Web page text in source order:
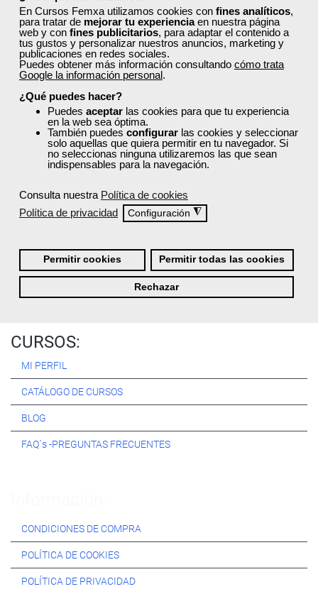
En Cursos Femxa utilizamos cookies con fines analíticos,
para tratar de mejorar tu experienciaen nuestra página
web y con fines publicitarios, para adaptar el contenido a
tus gustos y personalizar nuestros anuncios, marketing y
publicaciones en redes sociales.
Puedes obtener más información consultando cómo trata
Google la información personal.
¿Qué puedes hacer?
Puedes aceptar las cookies para que tu experiencia
en la web sea óptima.
También puedes configurar las cookies y seleccionar
solo aquellas que quiera permitir en tu navegador. Si
no seleccionas ninguna utilizaremos las que sean
indispensables para la navegación.
Consulta nuestra Política de cookies
Política de privacidad
Configuración ◮
Permitir cookies Permitir todas las cookies
Rechazar
Términos y condiciones
He leído y acepto la Política de Privacidad
Registrarse
Quiénes Somos:
Especialistas en consultoría y formación para el empleo
Nuestro objetivo diario es, única y exclusivamente, ayudarte a
conseguir tus metas profesionales ofreciéndote los mejores
CURSOS:
MI PERFIL
CATÁLOGO DE CURSOS
BLOG
FAQ´s -PREGUNTAS FRECUENTES
CONDICIONES DE COMPRA
POLÍTICA DE COOKIES
POLÍTICA DE PRIVACIDAD